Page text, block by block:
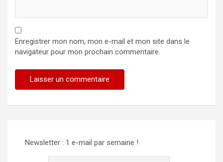
Enregistrer mon nom, mon e-mail et mon site dans le
navigateur pour mon prochain commentaire.
Newsletter : 1 e-mail par semaine !